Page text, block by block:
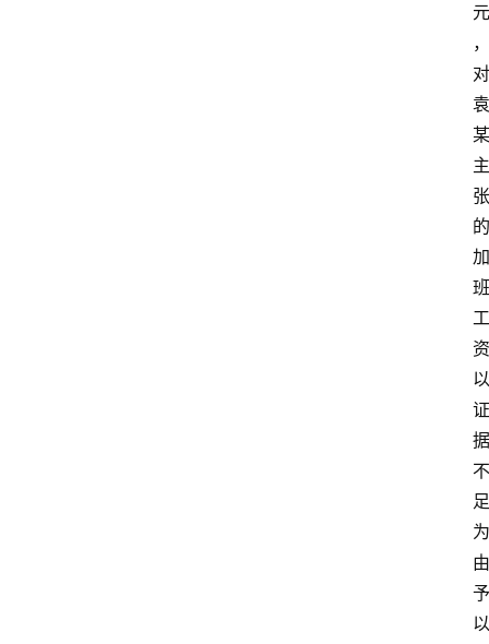
元
，
对
袁
某
主
张
的
加
班
工
资
以
证
据
不
足
为
由
予
以